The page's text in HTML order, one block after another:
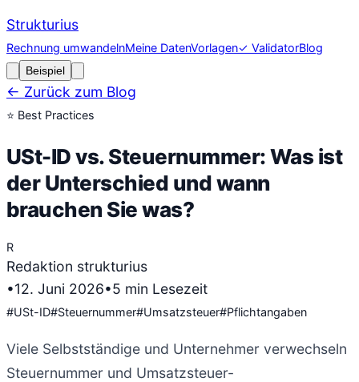
Strukturius
Rechnung umwandelnMeine DatenVorlagen✓ ValidatorBlog
Beispiel
← Zurück zum Blog
⭐ Best Practices
USt-ID vs. Steuernummer: Was ist
der Unterschied und wann
brauchen Sie was?
R
Redaktion strukturius
•12. Juni 2026•5 min Lesezeit
#USt-ID#Steuernummer#Umsatzsteuer#Pflichtangaben
Viele Selbstständige und Unternehmer verwechseln
Steuernummer und Umsatzsteuer-